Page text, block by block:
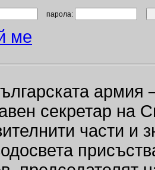
парола:
ме
секретар на
части и